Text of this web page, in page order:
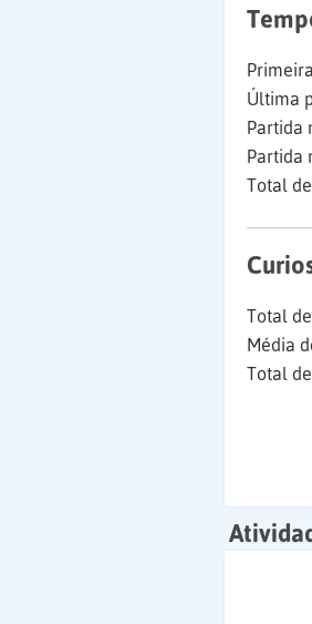
Última
Partida
Partida
Total
Total
Média
Total